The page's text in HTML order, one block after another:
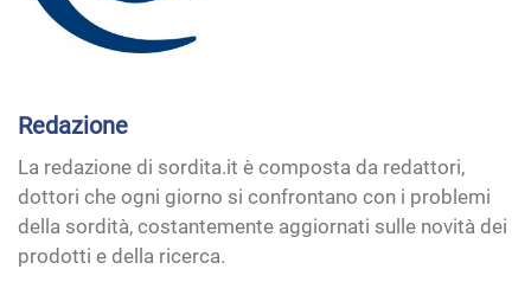
Redazione
La redazione di sordita.it è composta da redattori,
dottori che ogni giorno si confrontano con i problemi
della sordità, costantemente aggiornati sulle novità dei
prodotti e della ricerca.